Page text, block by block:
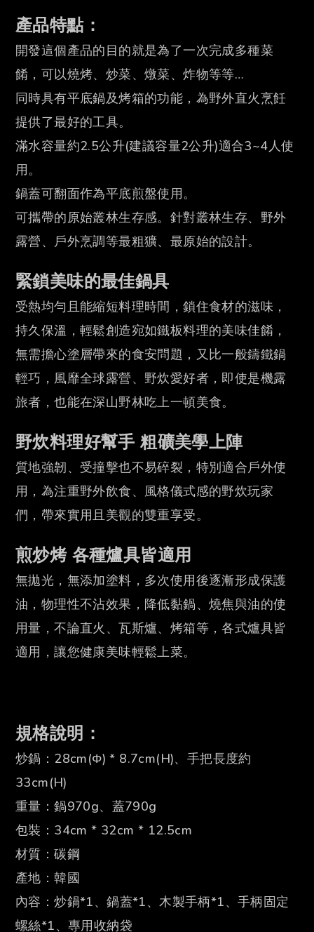
產品特點：
開發這個產品的目的就是為了一次完成多種菜
餚，可以燒烤、炒菜、燉菜、炸物等等…
同時具有平底鍋及烤箱的功能，為野外直火烹飪
提供了最好的工具。
滿水容量約2.5公升(建議容量2公升)適合3~4人使
用。
鍋蓋可翻面作為平底煎盤使用。
可攜帶的原始叢林生存感。針對叢林生存、野外
露營、戶外烹調等最粗獷、最原始的設計。
緊鎖美味的最佳鍋具
受熱均勻且能縮短料理時間，鎖住食材的滋味，
持久保溫，輕鬆創造宛如鐵板料理的美味佳餚，
無需擔心塗層帶來的食安問題，又比一般鑄鐵鍋
輕巧，風靡全球露營、野炊愛好者，即使是機露
旅者，也能在深山野林吃上一頓美食。
野炊料理好幫手 粗礦美學上陣
質地強韌、受撞擊也不易碎裂，特別適合戶外使
用，為注重野外飲食、風格儀式感的野炊玩家
們，帶來實用且美觀的雙重享受。
煎炒烤 各種爐具皆適用
無拋光，無添加塗料，多次使用後逐漸形成保護
油，物理性不沾效果，降低黏鍋、燒焦與油的使
用量，不論直火、瓦斯爐、烤箱等，各式爐具皆
適用，讓您健康美味輕鬆上菜。
規格說明：
炒鍋：28cm(Φ) * 8.7cm(H)、手把長度約
33cm(H)
重量：鍋970g、蓋790g
包裝：34cm * 32cm * 12.5cm
材質：碳鋼
產地：韓國
內容：炒鍋*1、鍋蓋*1、木製手柄*1、手柄固定
螺絲*1、 專用收納袋